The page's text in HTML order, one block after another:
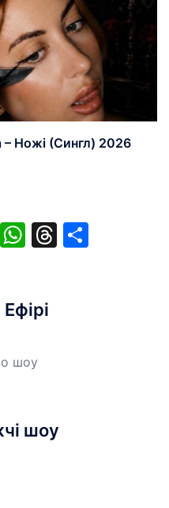
– Ножі (Сингл) 2026
Bluesky
WhatsApp
Threads
шоу
шоу